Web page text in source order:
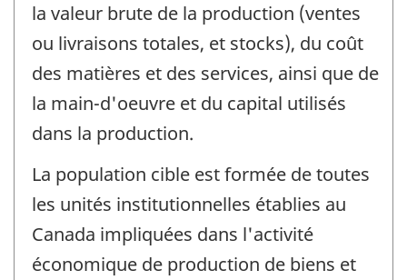
la valeur brute de la production (ventes
ou livraisons totales, et stocks), du coût
des matières et des services, ainsi que de
la main-d'oeuvre et du capital utilisés
dans la production.
La population cible est formée de toutes
les unités institutionnelles établies au
Canada impliquées dans l'activité
économique de production de biens et